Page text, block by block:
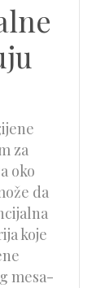
za
oko
da
koje
mesa-